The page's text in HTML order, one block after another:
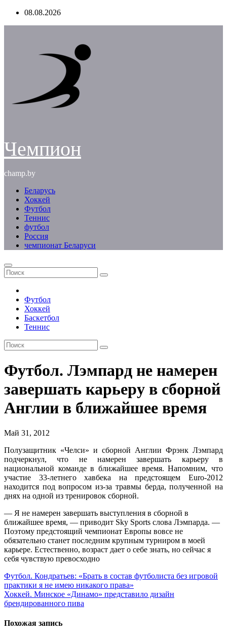
Перейти08.08.2026
Чемпион
champ.by
Беларусь
Хоккей
Футбол
Теннис
футбол
Россия
чемпионат Беларуси
Футбол
Хоккей
Баскетбол
Теннис
Футбол. Лэмпард не намерен
завершать карьеру в сборной
Англии в ближайшее время
Май 31, 2012
Полузащитник «Челси» и сборной Англии Фрэнк Лэмпард
подчеркнул, что не намерен завершать карьеру в
национальной команде в ближайшее время. Напомним, что
участие 33-летнего хавбека на предстоящем Euro-2012
находится под вопросом из-за травмы берда, полученной на
днях на одной из тренировок сборной.
— Я не намерен завершать выступления в сборной в
ближайшее время, — приводит Sky Sports слова Лэмпарда. —
Поэтому предстоящий чемпионат Европы вовсе не
обязательно станет последним крупным турниром в моей
карьере. Естественно, возраст дает о себе знать, но сейчас я
себя чувствую превосходно
Навигация
по
записям
Футбол. Кондратьев: «Брать в состав футболиста без игровой
практики я не имею никакого права»
Хоккей. Минское «Динамо» представило дизайн
брендированного пива
Похожая запись